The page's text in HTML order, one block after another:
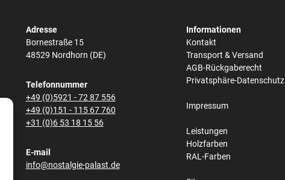
Adresse
Bornestraße 15
48529 Nordhorn (DE)
Telefonnummer
+49 (0)5921 - 72 87 556
+49 (0)151 - 115 67 760
+31 (0)6 53 18 15 56
E-mail
info@nostalgie-palast.de
Informationen
Kontakt
Transport & Versand
AGB-Rückgaberecht
Privatsphäre-Datenschutz
Impressum
Leistungen
Holzfarben
RAL-Farben